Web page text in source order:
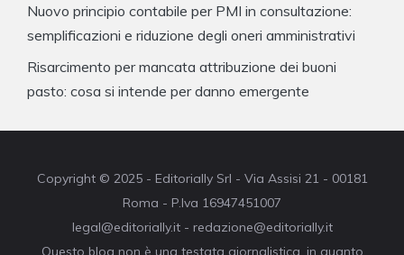
Nuovo principio contabile per PMI in consultazione:
semplificazioni e riduzione degli oneri amministrativi
Risarcimento per mancata attribuzione dei buoni
pasto: cosa si intende per danno emergente
Copyright © 2025 - Editorially Srl - Via Assisi 21 - 00181
Roma - P.Iva 16947451007
legal@editorially.it - redazione@editorially.it
Questo blog non è una testata giornalistica, in quanto